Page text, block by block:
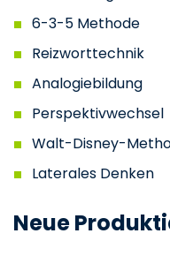
6-3-5 Methode
Reizworttechnik
Analogiebildung
Perspektivwechsel
Walt-Disney-
Laterales Denken
Neue